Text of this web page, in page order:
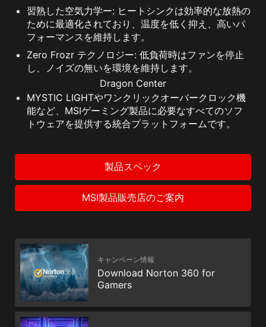
習熟した空気力学ー: ヒートシンクは効率的な放熱の
ために最適化されており、温度を低く抑え、高いパ
フォーマンスを維持します。
Zero Frozr テクノロジー: 低負荷時はファンを停止
し、ノイズの無いを環境を維持します。
Dragon Center
MYSTIC LIGHTやワンクリックオーバークロック機
能など、MSIゲーミング製品に必要なすべてのソフ
トウェアを提供する統合プラットフォームです。
製品スペック
MSI製品販売店のご案内
キャンペーン情報
Download Norton 360 for
Gamers